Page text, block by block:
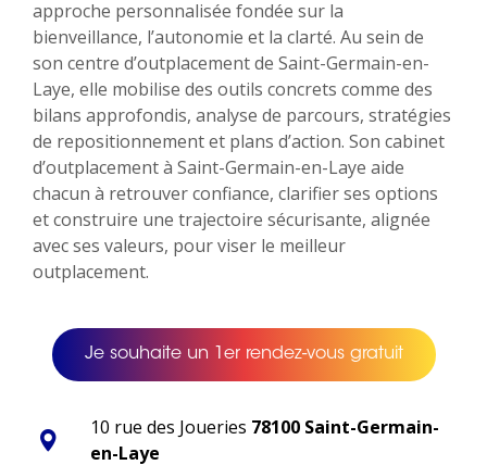
approche personnalisée fondée sur la
bienveillance, l’autonomie et la clarté. Au sein de
son centre d’outplacement de Saint-Germain-en-
Laye, elle mobilise des outils concrets comme des
bilans approfondis, analyse de parcours, stratégies
de repositionnement et plans d’action. Son cabinet
d’outplacement à Saint-Germain-en-Laye aide
chacun à retrouver confiance, clarifier ses options
et construire une trajectoire sécurisante, alignée
avec ses valeurs, pour viser le meilleur
outplacement.
Je souhaite un 1er rendez-vous gratuit
10 rue des Joueries 78100 Saint-Germain-
en-Laye